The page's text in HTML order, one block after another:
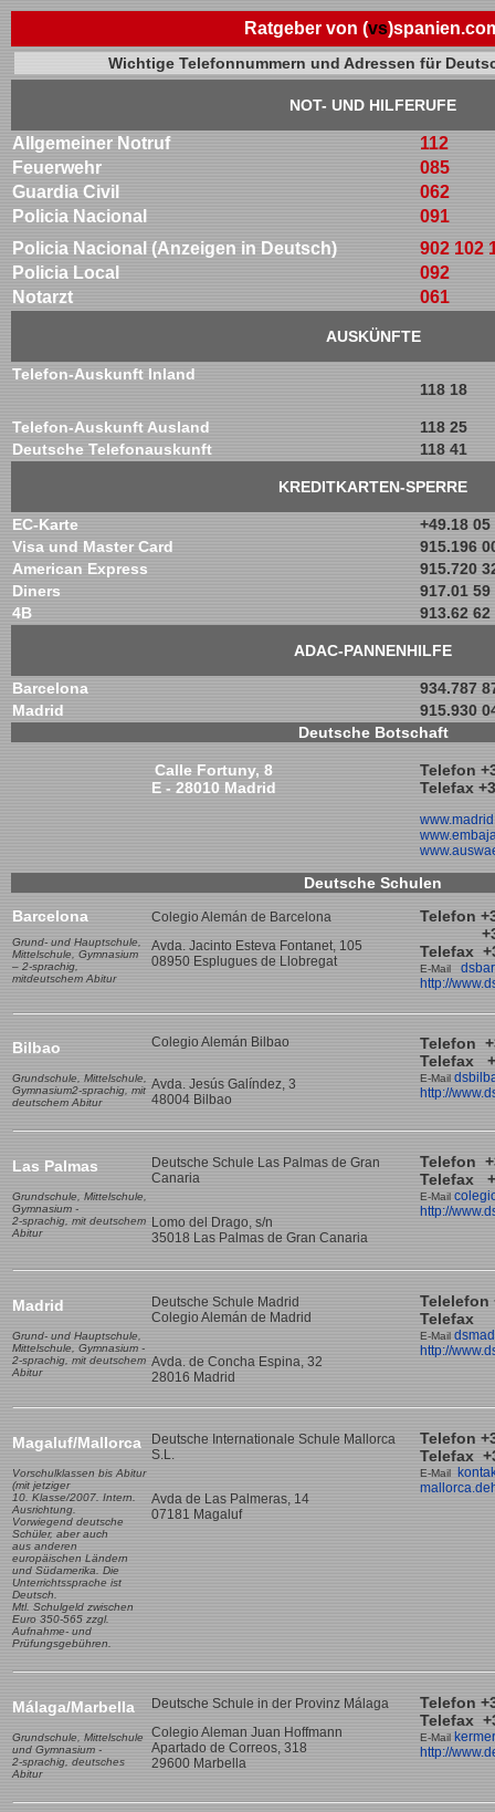
Ratgeber von (vs
Wichtige Telefonnummern und Adressen für
NOT- UND HILFERUFE
Allgemeiner Notruf
112
Feuerwehr
085
Guardia Civil
062
Policia Nacional
091
Policia Nacional (Anzeigen in Deutsch)
902 102
Policia Local
092
Notarzt
061
AUSKÜNFTE
Telefon-Auskunft Inland
118 18
Telefon-Auskunft Ausland
118 25
Deutsche Telefonauskunft
118 41
KREDITKARTEN-SPERRE
EC-Karte
+49.18 05
Visa und Master Card
915.196
American Express
915.720
Diners
917.01 59
4B
913.62 62
ADAC-PANNENHILFE
Barcelona
934.787
Madrid
915.930
Deutsche Botschaft
Calle Fortuny, 8
E - 28010 Madrid
Telefon
Telefax
Deutsche Schulen
Barcelona
Grund- und Hauptschule,
Mittelschule, Gymnasium
– 2-sprachig,
mitdeutschem Abitur
Colegio Alemán de Barcelona
Avda. Jacinto Esteva Fontanet, 105
08950 Esplugues de Llobregat
Telefon
Telefax
E-Mail
http://
Bilbao
Grundschule, Mittelschule,
Gymnasium2-sprachig, mit
deutschem Abitur
Colegio Alemán Bilbao
Avda. Jesús Galíndez, 3
48004 Bilbao
Telefon
Telefax
E-Mail
http://
Las Palmas
Grundschule, Mittelschule,
Gymnasium -
2-sprachig, mit deutschem
Abitur
Deutsche Schule Las Palmas de Gran
Canaria
Lomo del Drago, s/n
35018 Las Palmas de Gran Canaria
Telefon
Telefax
E-Mail
http://
Madrid
Grund- und Hauptschule,
Mittelschule, Gymnasium -
2-sprachig, mit deutschem
Abitur
Deutsche Schule Madrid
Colegio Alemán de Madrid
Avda. de Concha Espina, 32
28016 Madrid
Telelefon
Telefax
E-Mail
http://
Magaluf/Mallorca
Vorschulklassen bis Abitur
(mit jetziger
10. Klasse/2007. Intern.
Ausrichtung.
Vorwiegend deutsche
Schüler, aber auch
aus anderen
europäischen Ländern
und Südamerika. Die
Unterrichtssprache ist
Deutsch.
Mtl. Schulgeld zwischen
Euro 350-565 zzgl.
Aufnahme- und
Prüfungsgebühren.
Deutsche Internationale Schule Mallorca
S.L.
Avda de Las Palmeras, 14
07181 Magaluf
Telefon
Telefax
E-Mail
mallorca.de
Málaga/Marbella
Grundschule, Mittelschule
und Gymnasium -
2-sprachig, deutsches
Abitur
Deutsche Schule in der Provinz Málaga
Colegio Aleman Juan Hoffmann
Apartado de Correos, 318
29600 Marbella
Telefon
Telefax
E-Mail
http://